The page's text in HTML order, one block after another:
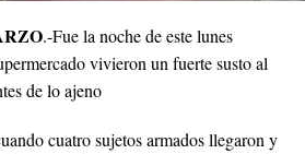
.-Fue la noche de este lunes
vivieron un fuerte susto al
de lo ajeno
cuatro sujetos armados llegaron y